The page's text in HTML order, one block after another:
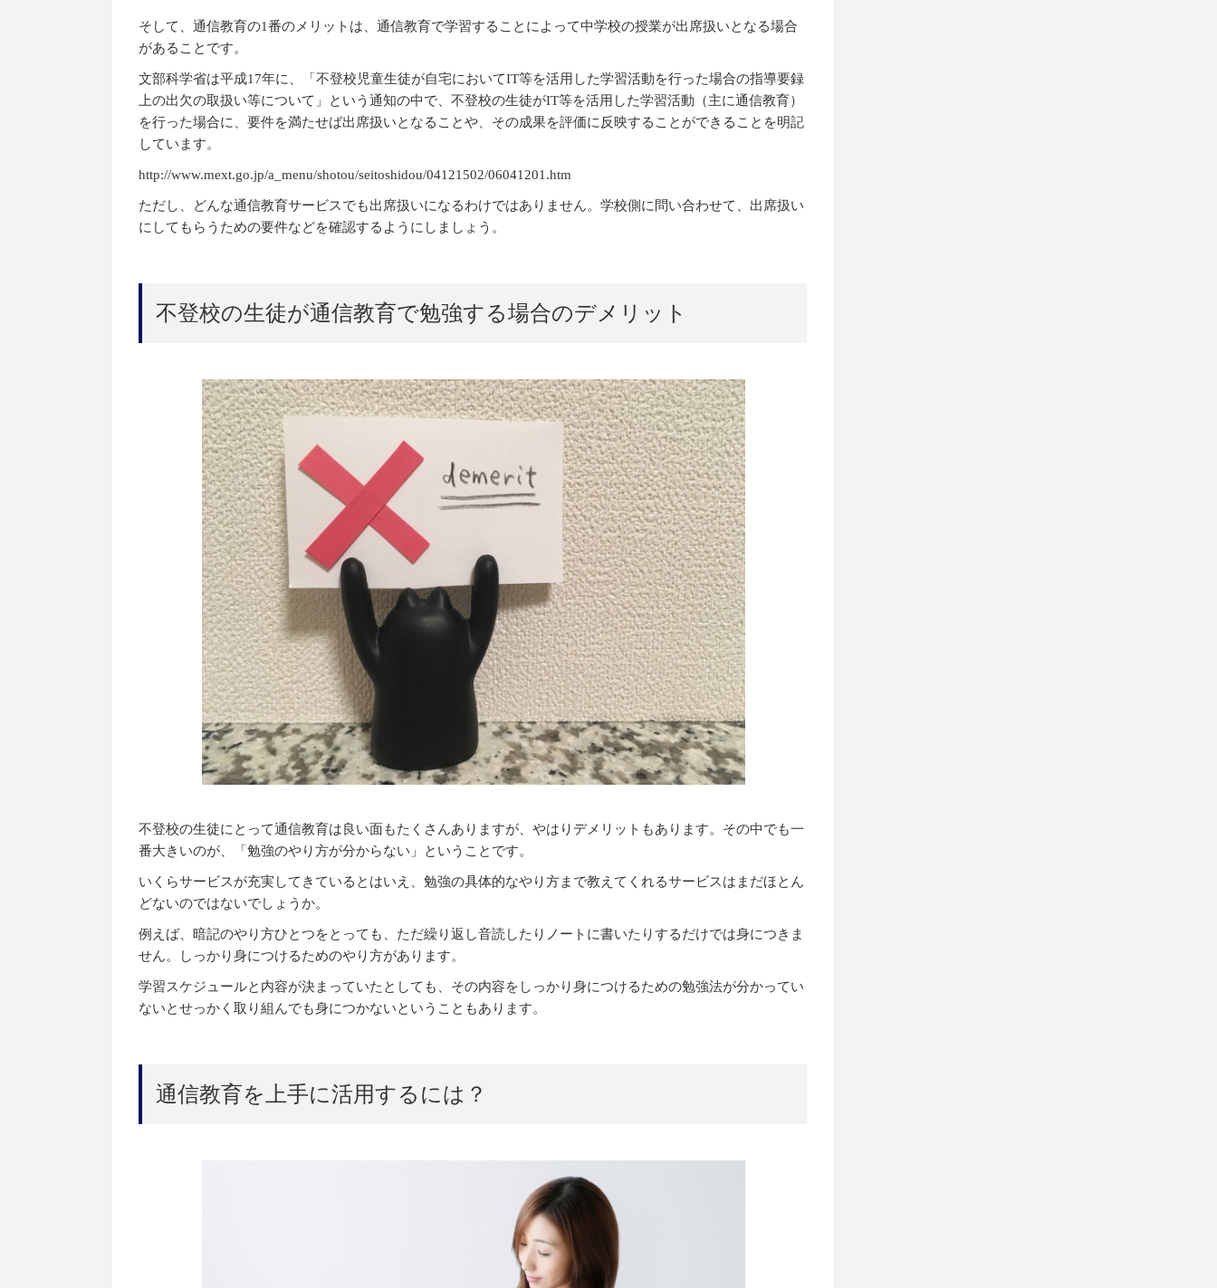
そして、通信教育の1番のメリットは、通信教育で学習することによって中学校の授業が出席扱いとなる場合
があることです。
文部科学省は平成17年に、「不登校児童生徒が自宅においてIT等を活用した学習活動を行った場合の指導要録
上の出欠の取扱い等について」という通知の中で、不登校の生徒がIT等を活用した学習活動（主に通信教育）
を行った場合に、要件を満たせば出席扱いとなることや、その成果を評価に反映することができることを明記
しています。
http://www.mext.go.jp/a_menu/shotou/seitoshidou/04121502/06041201.htm
ただし、どんな通信教育サービスでも出席扱いになるわけではありません。学校側に問い合わせて、出席扱い
にしてもらうための要件などを確認するようにしましょう。
不登校の生徒が通信教育で勉強する場合のデメリット
不登校の生徒にとって通信教育は良い面もたくさんありますが、やはりデメリットもあります。その中でも一
番大きいのが、「勉強のやり方が分からない」ということです。
いくらサービスが充実してきているとはいえ、勉強の具体的なやり方まで教えてくれるサービスはまだほとん
どないのではないでしょうか。
例えば、暗記のやり方ひとつをとっても、ただ繰り返し音読したりノートに書いたりするだけでは身につきま
せん。しっかり身につけるためのやり方があります。
学習スケジュールと内容が決まっていたとしても、その内容をしっかり身につけるための勉強法が分かってい
ないとせっかく取り組んでも身につかないということもあります。
通信教育を上手に活用するには？